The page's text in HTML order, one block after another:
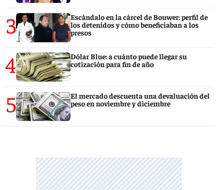
3
Escándalo en la cárcel de Bouwer: perfil de
los detenidos y cómo beneficiaban a los
presos
4
Dólar Blue: a cuánto puede llegar su
cotización para fin de año
5
El mercado descuenta una devaluación del
peso en noviembre y diciembre